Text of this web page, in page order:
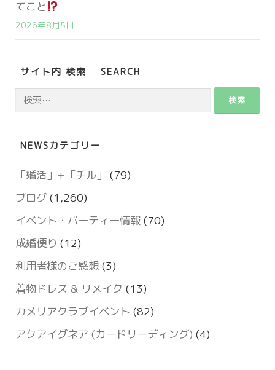
てこと
2026年8月5日
サイト内 検索 SEARCH
検
NEWSカテゴリー
「婚活」+「チル」 (79)
ブログ (1,260)
イベント・パーティー情報 (70)
成婚便り (12)
利用者様のご感想 (3)
着物ドレス & リメイク (13)
カメリアクラブイベント (82)
アクアイグネア (カードリーディング) (4)